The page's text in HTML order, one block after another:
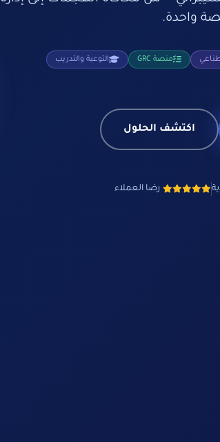
واحدة.
منصة GRC التوعية والتدريب
اكتشف الحلول
رضا العملاء